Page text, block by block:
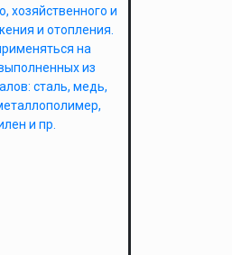
хозяйственного и
и отопления.
на
из
сталь, медь,
и пр.